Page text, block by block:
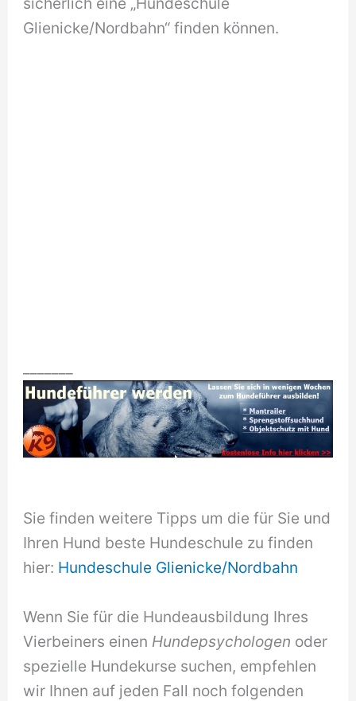
Glienicke/Nordbahn“ finden können.
Sie finden weitere Tipps um die für Sie und
Ihren Hund beste Hundeschule zu finden
hier: Hundeschule Glienicke/Nordbahn
Wenn Sie für die Hundeausbildung Ihres
Vierbeiners einen Hundepsychologen oder
spezielle Hundekurse suchen, empfehlen
wir Ihnen auf jeden Fall noch folgenden